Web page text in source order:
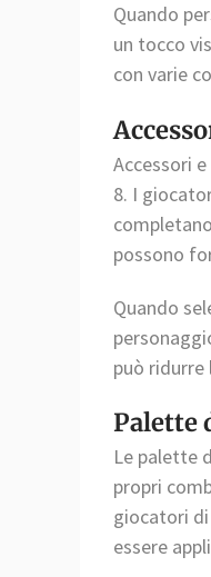
Quando
un tocco
con varie
Accessori
8. I
possono
Quando
può ridurre
Palette
Le palette
propri
giocatori
essere